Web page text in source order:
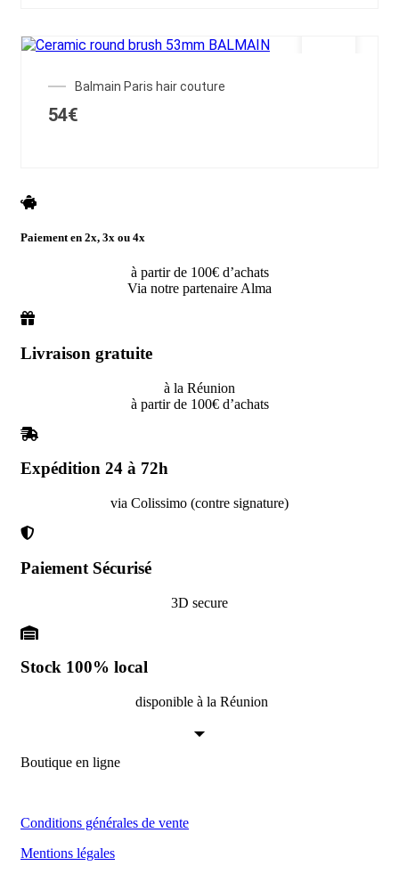
Balmain Paris hair couture
54€
Paiement en 2x, 3x ou 4x
à partir de 100€ d’achats
Via notre partenaire Alma
Livraison gratuite
à la Réunion
à partir de 100€ d’achats
Expédition 24 à 72h
via Colissimo (contre signature)
Paiement Sécurisé
3D secure
Stock 100% local
disponible à la Réunion
Boutique en ligne
Conditions générales de vente
Mentions légales